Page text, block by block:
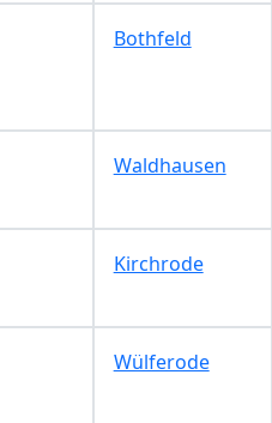
Bothfeld
Waldhausen
Kirchrode
Wülferode